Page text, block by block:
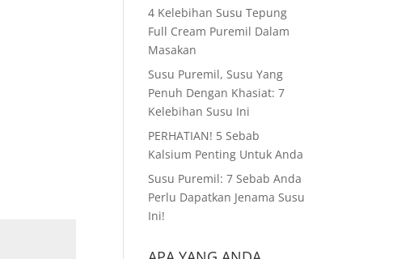
4 Kelebihan Susu Tepung
Full Cream Puremil Dalam
Masakan
Susu Puremil, Susu Yang
Penuh Dengan Khasiat: 7
Kelebihan Susu Ini
PERHATIAN! 5 Sebab
Kalsium Penting Untuk Anda
Susu Puremil: 7 Sebab Anda
Perlu Dapatkan Jenama Susu
Ini!